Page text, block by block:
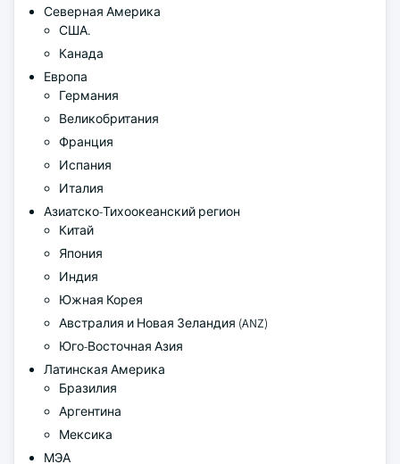
Северная Америка
США.
Канада
Европа
Германия
Великобритания
Франция
Испания
Италия
Азиатско-Тихоокеанский регион
Китай
Япония
Индия
Южная Корея
Австралия и Новая Зеландия (ANZ)
Юго-Восточная Азия
Латинская Америка
Бразилия
Аргентина
Мексика
МЭА